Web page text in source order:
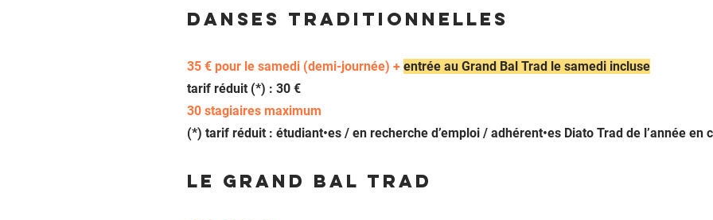
Danses traditionnelles
35 € pour le samedi (demi-journée) + entrée au Grand Bal Trad le samedi incluse
tarif réduit (*) : 30 €
30 stagiaires maximum
(*) tarif réduit : étudiant•es / en recherche d’emploi / adhérent•es Diato Trad de l’année en
Le grand Bal Trad